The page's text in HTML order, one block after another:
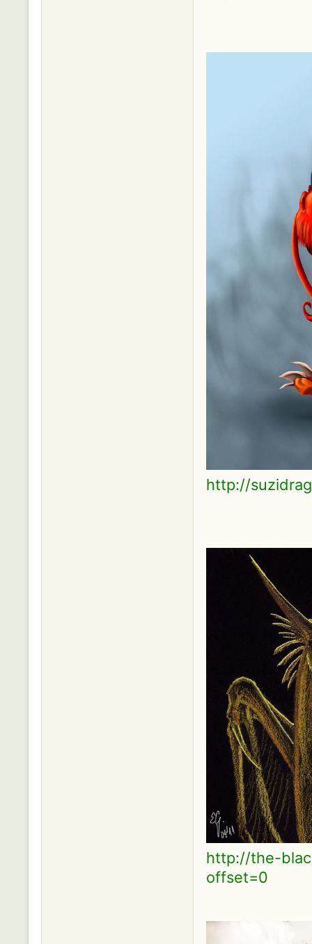
http://
http://the-
offset=0